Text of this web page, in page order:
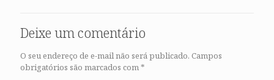
Deixe um comentário
O seu endereço de e-mail não será publicado. Campos
obrigatórios são marcados com*